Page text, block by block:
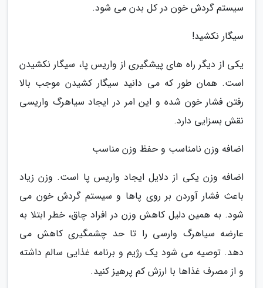
سیستم گردش خون در کل بدن می شود.
سیگار نکشید!
یکی از دیگر راه های پیشگیری از واریس پا، سیگار نکشیدن
است. همان طور که می دانید سیگار کشیدن موجب بالا
رفتن فشار خون شده و این امر در ایجاد سیاهرگ واریسی
نقش بسزایی دارد.
اضافه وزن نامناسب و حفظ وزن مناسب
اضافه وزن یکی از دلایل ایجاد واریس پا است. وزن زیاد
باعث فشار آوردن بر روی پاها و سیستم گردش خون می
شود. به همین دلیل کاهش وزن در افراد چاق، خطر ابتلا به
عارضه سیاهرگ وارسی را تا حد چشمگیری کاهش می
دهد. توصیه می شود یک رژیم و برنامه غذایی سالم داشته
و از مصرف غذاها با ارزش کم پرهیز کنید.